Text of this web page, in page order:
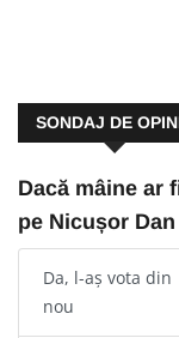
SONDAJ DE
Dacă mâine ar
pe Nicușor
Da, l-aș vota din
nou